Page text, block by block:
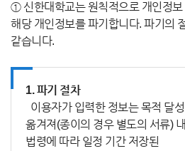
① 신한대학교는 원칙적으로 개인정보
해당 개인정보를 파기합니다. 파기의
같습니다.
1. 파기 절차
이용자가 입력한 정보는 목적 달
옮겨져(종이의 경우 별도의 서류)
법령에 따라 일정 기간 저장된